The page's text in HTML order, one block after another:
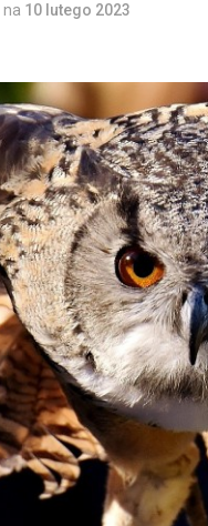
na 10 lutego 2023